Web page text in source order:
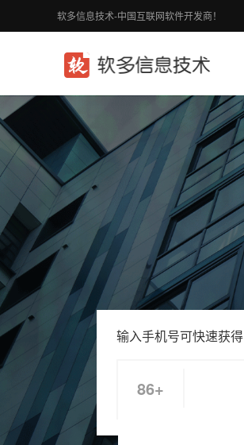
软多信息技术-中国互联网软件开发商！
输入手机号可快速获得
86+